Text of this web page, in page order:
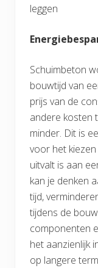
leggen
Schuimbeton
bouwtijd van
prijs van de
andere kosten
minder. Dit is
voor het
uitvalt is aan
kan je denken
tijd,
tijdens de
componenten
het aanzienlijk
op langere